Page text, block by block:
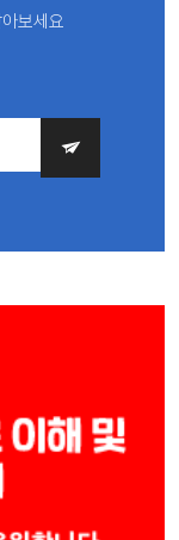
보세요